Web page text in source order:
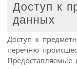
Доступ к
данных
Доступ к
перечню